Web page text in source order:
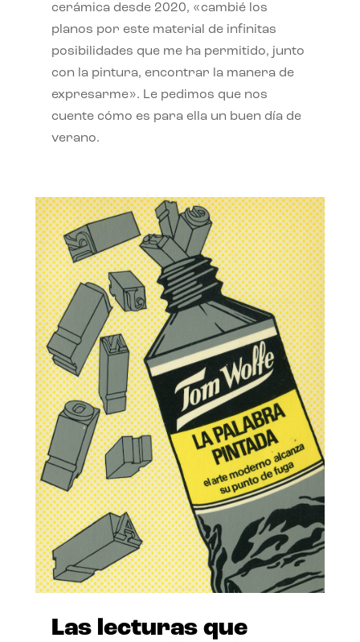
cerámica desde 2020, «cambié los
planos por este material de infinitas
posibilidades que me ha permitido, junto
con la pintura, encontrar la manera de
expresarme». Le pedimos que nos
cuente cómo es para ella un buen día de
verano.
Las lecturas que